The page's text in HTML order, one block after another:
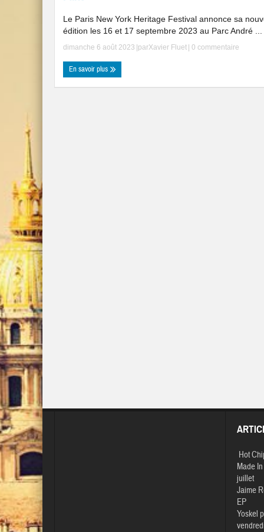
Le Paris New York Heritage Festival annonce sa
édition les 16 et 17 septembre 2023 au Parc André ...
dimanche 6 août 2023 |parXavier Fluet 0 commentaire
En savoir plus
Hot
Made
juillet
Jaime
EP
Yoskel